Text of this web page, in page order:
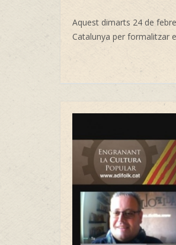
Aquest dimarts 24 de
Catalunya per formalitzar